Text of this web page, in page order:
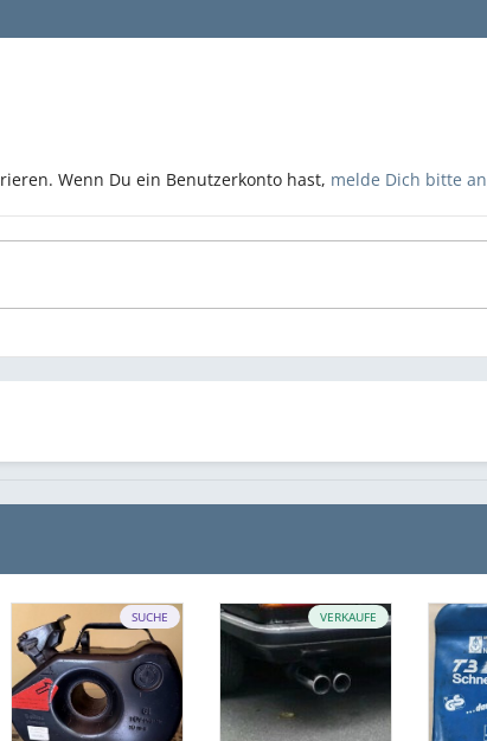
Wenn Du ein Benutzerkonto hast, melde Dich bitte an
SUCHE VERKAUFE